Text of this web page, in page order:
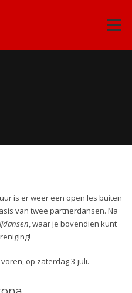
Menu
is er weer een open les buiten
van twee partnerdansen. Na
, waar je bovendien kunt
op zaterdag 3 juli.